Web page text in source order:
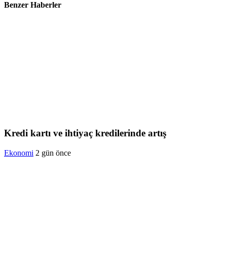
Benzer Haberler
Kredi kartı ve ihtiyaç kredilerinde artış
Ekonomi 2 gün önce